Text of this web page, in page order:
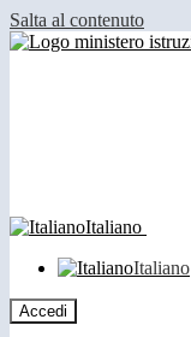
Salta al contenuto
Italiano
Italiano
Accedi